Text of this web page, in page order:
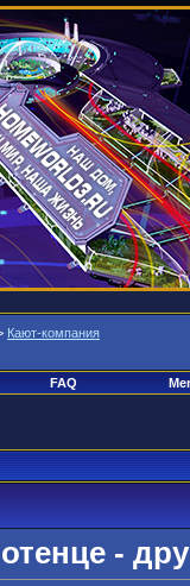
Кают-компания
FAQ
-